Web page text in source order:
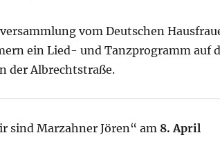
vom Deutschen
ein Lied- und Tanzprogramm auf
der Albrechtstraße.
sind Marzahner Jören“ am 8. April